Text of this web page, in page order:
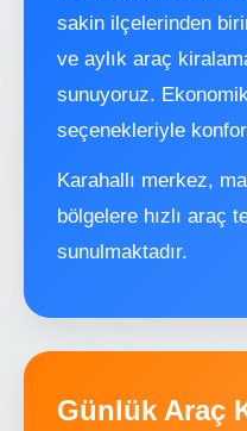
sakin ilçelerinden
ve aylık araç
sunuyoruz.
seçenekleriyle
Karahallı merkez,
bölgelere hızlı araç
sunulmaktadır.
Günlük Araç